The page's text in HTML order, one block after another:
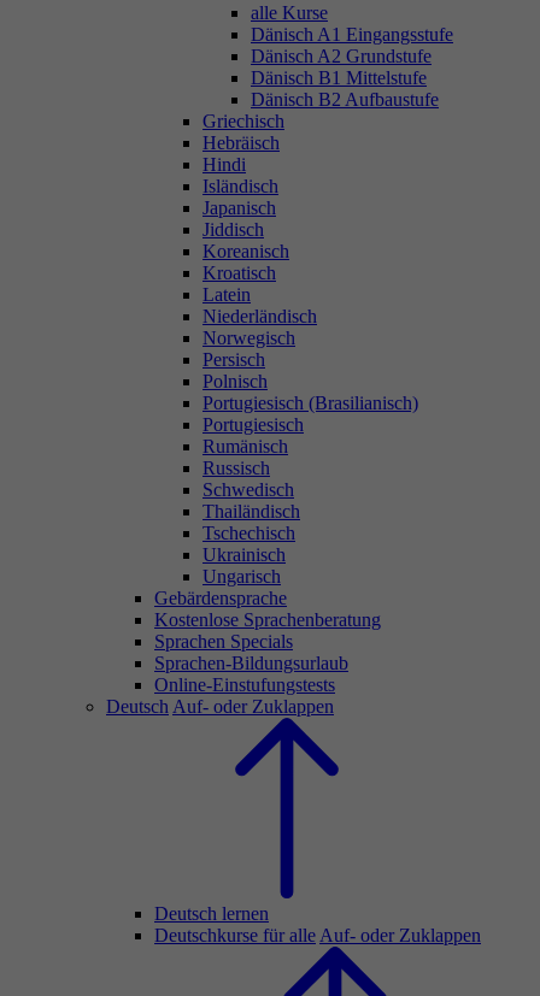
alle Kurse
Dänisch A1 Eingangsstufe
Dänisch A2 Grundstufe
Dänisch B1 Mittelstufe
Dänisch B2 Aufbaustufe
Griechisch
Hebräisch
Hindi
Isländisch
Japanisch
Jiddisch
Koreanisch
Kroatisch
Latein
Niederländisch
Norwegisch
Persisch
Polnisch
Portugiesisch (Brasilianisch)
Portugiesisch
Rumänisch
Russisch
Schwedisch
Thailändisch
Tschechisch
Ukrainisch
Ungarisch
Gebärdensprache
Kostenlose Sprachenberatung
Sprachen Specials
Sprachen-Bildungsurlaub
Online-Einstufungstests
Deutsch Auf- oder Zuklappen
Deutsch lernen
Deutschkurse für alle Auf- oder Zuklappen